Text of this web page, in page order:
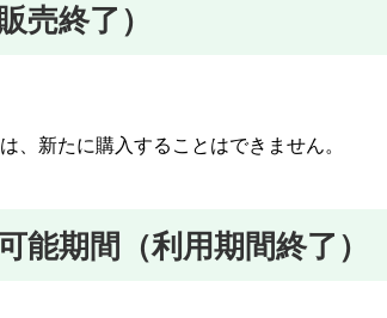
売終了）
、新たに購入することはできません。
能期間（利用期間終了）